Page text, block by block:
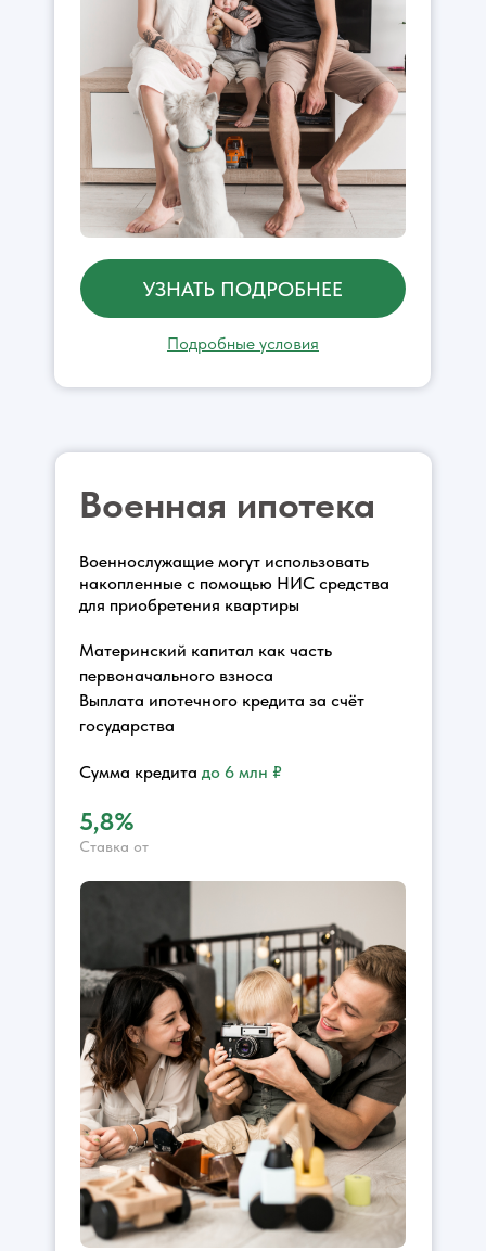
УЗНАТЬ ПОДРОБНЕЕ
Подробные условия
Военная ипотека
Военнослужащие могут использовать
накопленные c помощью НИС средства
для приобретения квартиры
Материнский капитал как часть
первоначального взноса
Выплата ипотечного кредита за счёт
государства
5,8%
Ставка от
Сумма кредита до 6 млн ₽